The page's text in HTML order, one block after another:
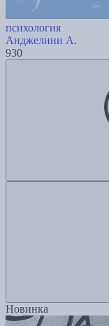
психология
Анджелини А.
930
Новинка